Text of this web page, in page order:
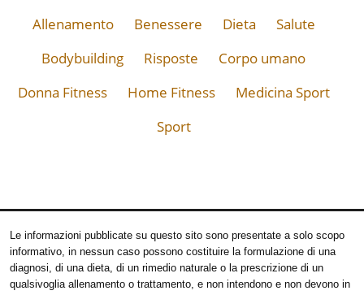
Allenamento
Benessere Dieta
Salute
Bodybuilding
Risposte
Corpo umano
Donna Fitness
Home Fitness
Medicina Sport
Sport
Le informazioni pubblicate su questo sito sono presentate a solo scopo
informativo, in nessun caso possono costituire la formulazione di una
diagnosi, di una dieta, di un rimedio naturale o la prescrizione di un
qualsivoglia allenamento o trattamento, e non intendono e non devono in